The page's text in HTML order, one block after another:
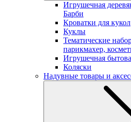
Игрушечная
Барби
Кроватки для кукол
Куклы
Тематические
парикмахер,
Игрушечная
Коляски
Надувные товары и